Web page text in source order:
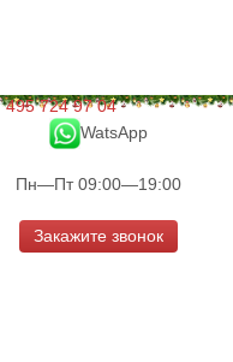
495 724 97 04
WatsApp
Пн—Пт 09:00—19:00
Закажите звонок